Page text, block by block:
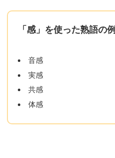
「感」を使った熟語の例
音感
実感
共感
体感